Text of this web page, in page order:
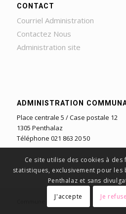
CONTACT
Courriel Administration
Contactez Nous
Administration site
ADMINISTRATION
Place centrale 5 / Case postale 12
1305 Penthalaz
Téléphone 021 863 20 50
Commune de Penthalaz
Ce site utilise des cookies à
statistiques, exclusivement pour les
Penthalaz et sans
J'accepte
Je refuse